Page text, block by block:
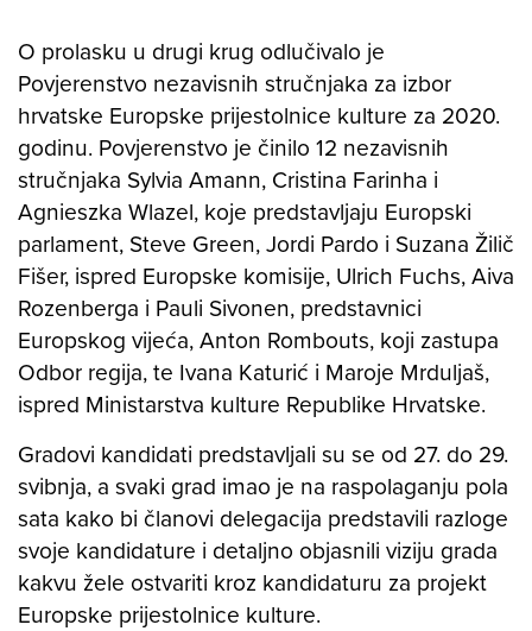
O prolasku u drugi krug odlučivalo je
Povjerenstvo nezavisnih stručnjaka za izbor
hrvatske Europske prijestolnice kulture za 2020.
godinu. Povjerenstvo je činilo 12 nezavisnih
stručnjaka Sylvia Amann, Cristina Farinha i
Agnieszka Wlazel, koje predstavljaju Europski
parlament, Steve Green, Jordi Pardo i Suzana Žilič
Fišer, ispred Europske komisije, Ulrich Fuchs, Aiva
Rozenberga i Pauli Sivonen, predstavnici
Europskog vijeća, Anton Rombouts, koji zastupa
Odbor regija, te Ivana Katurić i Maroje Mrduljaš,
ispred Ministarstva kulture Republike Hrvatske.
Gradovi kandidati predstavljali su se od 27. do 29.
svibnja, a svaki grad imao je na raspolaganju pola
sata kako bi članovi delegacija predstavili razloge
svoje kandidature i detaljno objasnili viziju grada
kakvu žele ostvariti kroz kandidaturu za projekt
Europske prijestolnice kulture.